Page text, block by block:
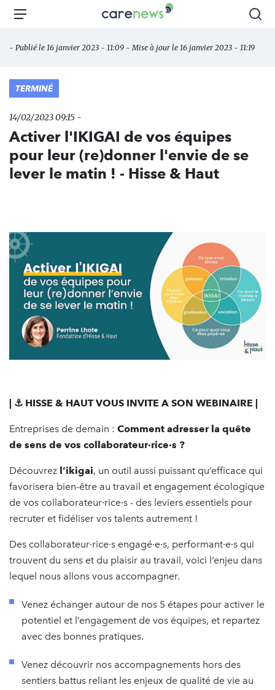
Aller
principal
Carenews,
des
Menu
- Publié le 16 janvier 2023 - 11:09 - Mise à jour le 16 janvier 2023 - 11:19
TERMINÉ
14/02/2023 09:15 -
Activer l'IKIGAI de vos équipes
pour leur (re)donner l'envie de se
lever le matin ! - Hisse & Haut
| ⚓️ HISSE & HAUT VOUS INVITE A SON WEBINAIRE |
Entreprises de demain : Comment adresser la quête
de sens de vos collaborateur·rice·s ?
Découvrez l’ikigai, un outil aussi puissant qu’efficace qui
favorisera bien-être au travail et engagement écologique
de vos collaborateur·rice·s - des leviers essentiels pour
recruter et fidéliser vos talents autrement !
Des collaborateur·rice·s engagé·e·s, performant·e·s qui
trouvent du sens et du plaisir au travail, voici l’enjeu dans
lequel nous allons vous accompagner.
Venez échanger autour de nos 5 étapes pour activer le
potentiel et l’engagement de vos équipes, et repartez
avec des bonnes pratiques.
Venez découvrir nos accompagnements hors des
sentiers battus reliant les enjeux de qualité de vie au